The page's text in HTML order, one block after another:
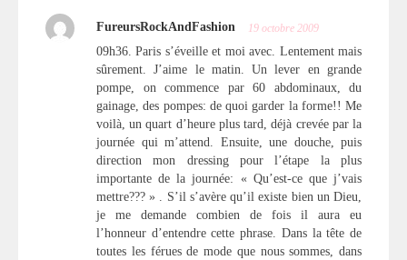
FureursRockAndFashion 19 octobre 2009
09h36. Paris s’éveille et moi avec. Lentement mais
sûrement. J’aime le matin. Un lever en grande
pompe, on commence par 60 abdominaux, du
gainage, des pompes: de quoi garder la forme!! Me
voilà, un quart d’heure plus tard, déjà crevée par la
journée qui m’attend. Ensuite, une douche, puis
direction mon dressing pour l’étape la plus
importante de la journée: « Qu’est-ce que j’vais
mettre??? » . S’il s’avère qu’il existe bien un Dieu,
je me demande combien de fois il aura eu
l’honneur d’entendre cette phrase. Dans la tête de
toutes les férues de mode que nous sommes, dans